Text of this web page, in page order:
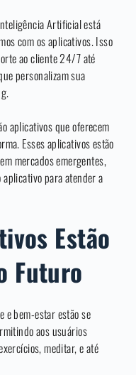
Artificial está
com os aplicativos. Isso
ao cliente 24/7 até
personalizam sua
aplicativos que oferecem
Esses aplicativos estão
mercados emergentes,
para atender a
Estão
Futuro
e bem-estar estão se
aos usuários
meditar, e até